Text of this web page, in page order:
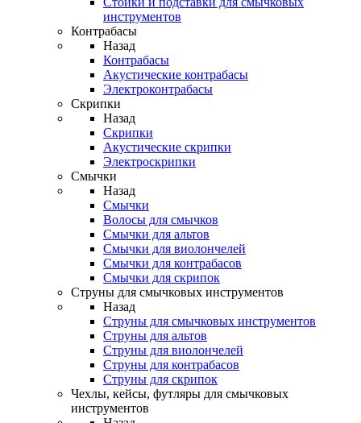
инструментов
Контрабасы
Назад
Контрабасы
Акустические контрабасы
Электроконтрабасы
Скрипки
Назад
Скрипки
Акустические скрипки
Электроскрипки
Смычки
Назад
Смычки
Волосы для смычков
Смычки для альтов
Смычки для виолончелей
Смычки для контрабасов
Смычки для скрипок
Струны для смычковых инструментов
Назад
Струны для смычковых инструментов
Струны для альтов
Струны для виолончелей
Струны для контрабасов
Струны для скрипок
Чехлы, кейсы, футляры для смычковых
инструментов